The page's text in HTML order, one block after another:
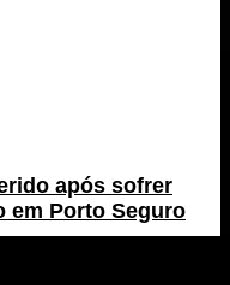
após sofrer
em Porto Seguro